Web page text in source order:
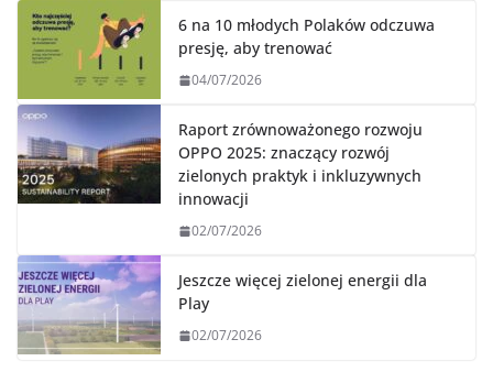
6 na 10 młodych Polaków odczuwa
presję, aby trenować
04/07/2026
Raport zrównoważonego rozwoju
OPPO 2025: znaczący rozwój
zielonych praktyk i inkluzywnych
innowacji
02/07/2026
Jeszcze więcej zielonej energii dla
Play
02/07/2026